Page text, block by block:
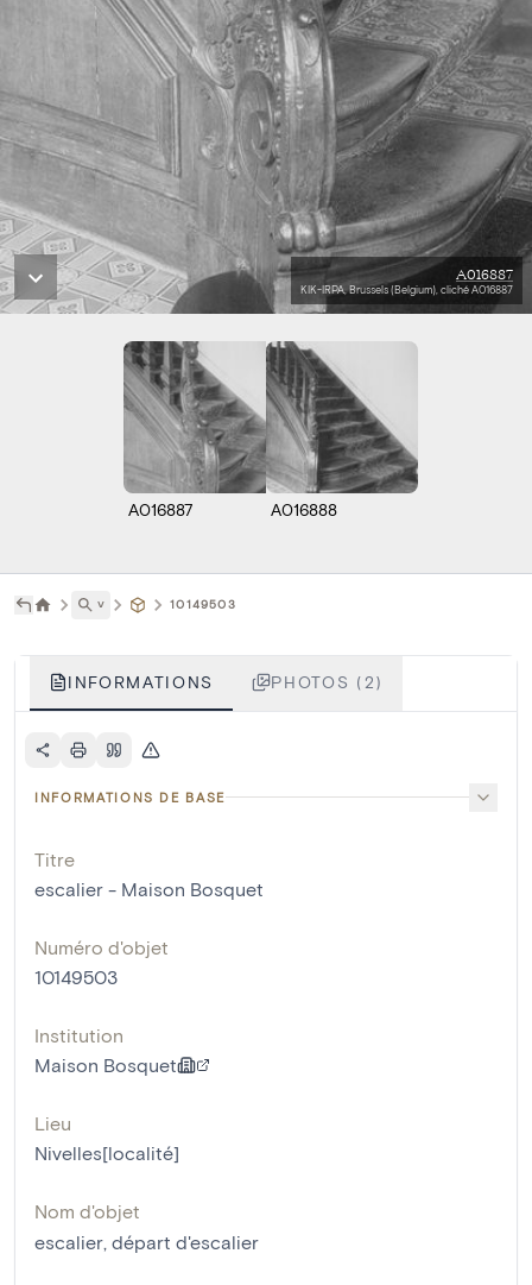
A016887
KIK-IRPA, Brussels (Belgium), cliché A016887
A016887 A016888
˅ 10149503
INFORMATIONS PHOTOS (2)
INFORMATIONS DE BASE
Titre
escalier - Maison Bosquet
Numéro d'objet
10149503
Institution
Maison Bosquet
Lieu
Nivelles[localité]
Nom d'objet
escalier départ d'escalier